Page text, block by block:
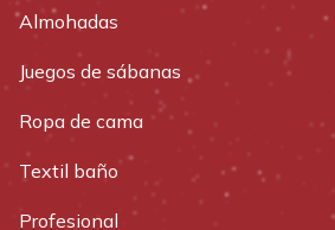
Almohadas
Juegos de sábanas
Ropa de cama
Textil baño
Profesional